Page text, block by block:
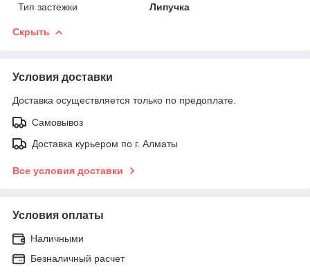
Тип застежки
Липучка
Скрыть
Условия доставки
Доставка осуществляется только по предоплате.
Самовывоз
Доставка курьером по г. Алматы
Все условия доставки
Условия оплаты
Наличными
Безналичный расчет